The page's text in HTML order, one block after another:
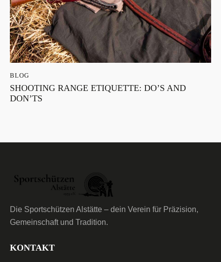
BLOG
SHOOTING RANGE ETIQUETTE: DO’S AND
DON’TS
Die Sportschützen Alstätte – dein Verein für Präzision,
Gemeinschaft und Tradition.
KONTAKT